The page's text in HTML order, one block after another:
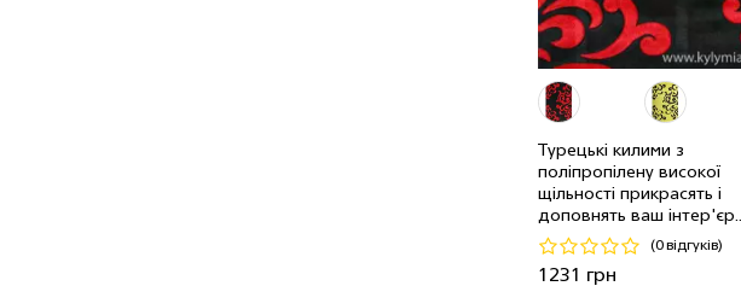
Турецькі килими з
поліпропілену високої
щільності прикрасять і
доповнять ваш
(0 відгуків)
1231 грн
0.8 x 1.5 м 2 шт